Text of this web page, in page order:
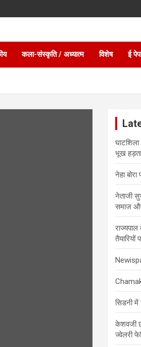
कला-संस्कृति / अध्यात्म विशेष ई
घाटशिला
भूख
नेहा
नेताजी
समाज और
तैयारियों
सिडनी
केशवजी
ज्वेलरी